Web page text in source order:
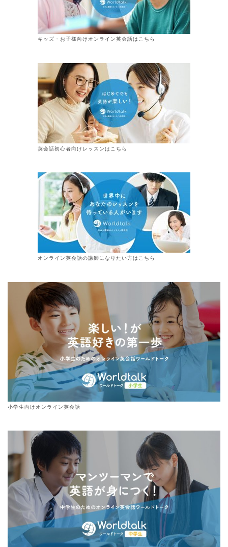
キッズ・お子様向けオンライン英会話はこちら
英会話初心者向けレッスンはこちら
オンライン英会話の講師になりたい方はこちら
小学生向けオンライン英会話